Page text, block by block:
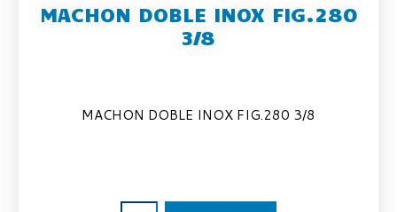
MACHON DOBLE INOX FIG.280
3/8
MACHON DOBLE INOX FIG.280 3/8